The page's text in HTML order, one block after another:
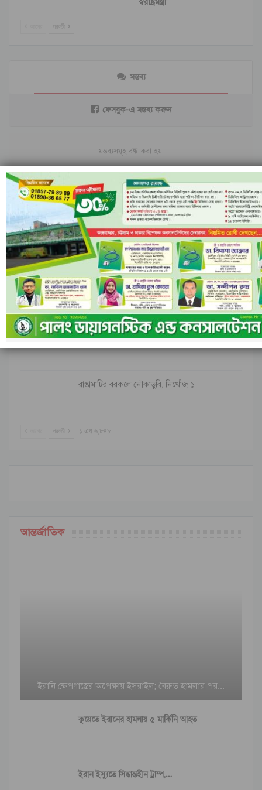
পরবর্তী
মন্তব্য
ফেসবুক-এ মন্তব্য করুন
মন্তব্যসমূহ বন্ধ করা হয়.
সর্বশেষ
ইরানি ক্ষেপণাস্ত্রের অপেক্ষায় ইসরাইল; বৈরুত হামলার
পর বাড়ছে…
ইসলামী ব্যাংকের পরিচালনা পর্ষদ বাতিল ঘোষণা
নীল ঢেউয়ের জোয়ারে গোল করে ইতিহাস কুরাসাওয়ের
রাঙামাটির বরকলে নৌকাডুবি, নিখোঁজ ১
পরবর্তী ১ এর ৬,৮৪৮
আন্তর্জাতিক
ইরানি ক্ষেপণাস্ত্রের অপেক্ষায় ইসরাইল; বৈরুত হামলার পর…
কুয়েতে ইরানের হামলায় ৫ মার্কিনি আহত
ইরান ইস্যুতে সিদ্ধান্তহীন ট্রাম্প,…